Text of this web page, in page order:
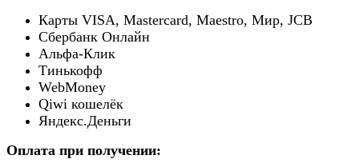
Карты VISA, Mastercard, Maestro, Мир, JCB
Сбербанк Онлайн
Альфа-Клик
Тинькофф
WebMoney
Qiwi кошелёк
Яндекс.Деньги
Оплата при получении: